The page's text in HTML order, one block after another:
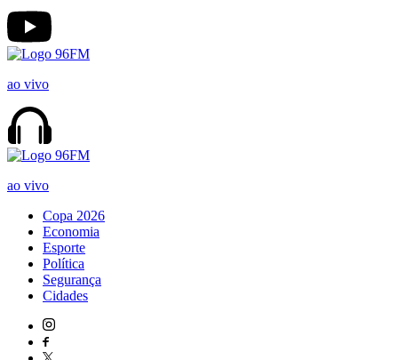
ao vivo
ao vivo
Copa 2026
Economia
Esporte
Política
Segurança
Cidades